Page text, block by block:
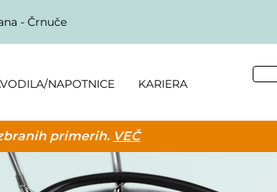
- Črnuče
NAPOTNICE KARIERA
primerih. VEČ